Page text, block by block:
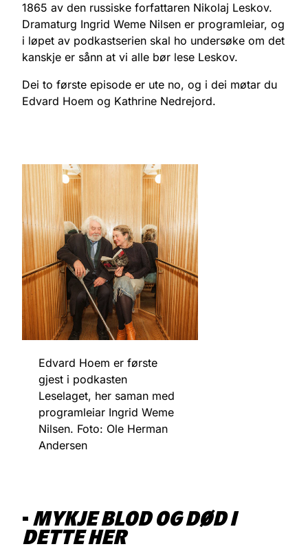
1865 av den russiske forfattaren Nikolaj Leskov.
Dramaturg Ingrid Weme Nilsen er programleiar, og
i løpet av podkastserien skal ho undersøke om det
kanskje er sånn at vi alle bør lese Leskov.
Dei to første episode er ute no, og i dei møtar du
Edvard Hoem og Kathrine Nedrejord.
Edvard Hoem er første
gjest i podkasten
Leselaget, her saman med
programleiar Ingrid Weme
Nilsen. Foto: Ole Herman
Andersen
-MYKJE BLOD OG DØD I
DETTE HER